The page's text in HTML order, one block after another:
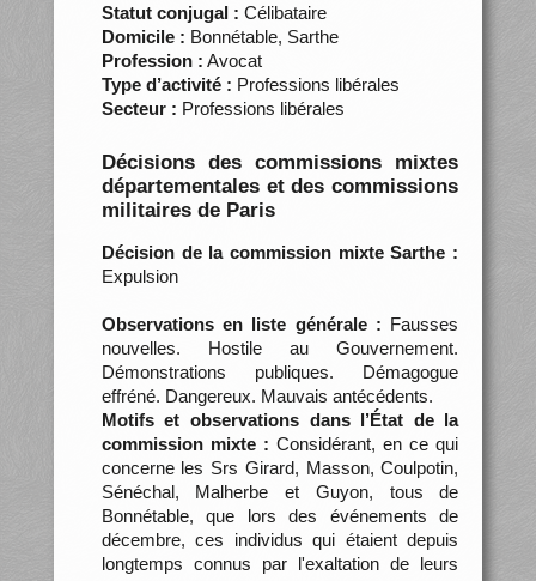
Statut conjugal : Célibataire
Domicile : Bonnétable, Sarthe
Profession : Avocat
Type d’activité : Professions libérales
Secteur : Professions libérales
Décisions des commissions mixtes
départementales et des commissions
militaires de Paris
Décision de la commission mixte Sarthe :
Expulsion
Observations en liste générale : Fausses
nouvelles. Hostile au Gouvernement.
Démonstrations publiques. Démagogue
effréné. Dangereux. Mauvais antécédents.
Motifs et observations dans l’État de la
commission mixte : Considérant, en ce qui
concerne les Srs Girard, Masson, Coulpotin,
Sénéchal, Malherbe et Guyon, tous de
Bonnétable, que lors des événements de
décembre, ces individus qui étaient depuis
longtemps connus par l'exaltation de leurs